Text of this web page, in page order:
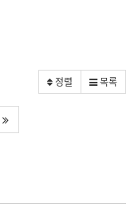
정렬 목록